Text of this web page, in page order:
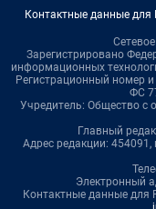
Контактные данные для
Зарегистрировано
информационных
Регистрационный номер
ФС
Учредитель: Общество с
Главный
Адрес редакции: 454091,
Электронный
Контактные данные для